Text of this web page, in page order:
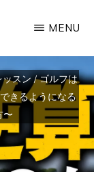
MENU
ッスン /ゴルフは
きるようになる
〜